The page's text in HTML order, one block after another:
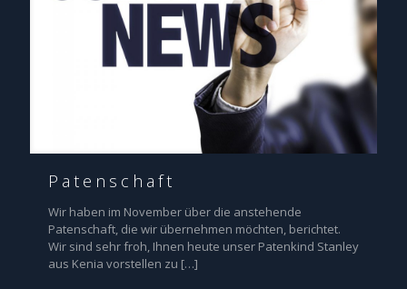
Patenschaft
Wir haben im November über die anstehende
Patenschaft, die wir übernehmen möchten, berichtet.
Wir sind sehr froh, Ihnen heute unser Patenkind Stanley
aus Kenia vorstellen zu […]